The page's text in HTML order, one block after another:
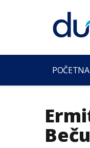
POČETNA
Beču